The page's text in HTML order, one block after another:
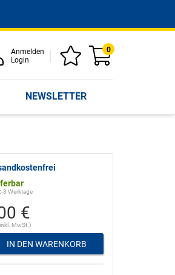
Anmelden
Login
0
NEWSLETTER
3 Werktage
€
MwSt.)
IN DEN WARENKORB